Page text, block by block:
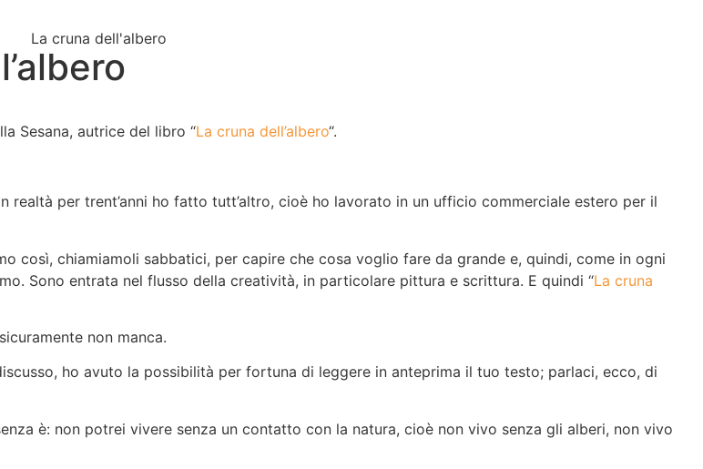
Sesana, autrice del libro “La cruna dell’albero“.
realtà per trent’anni ho fatto tutt’altro, cioè ho lavorato in un ufficio commerciale estero per il
così, chiamiamoli sabbatici, per capire che cosa voglio fare da grande e, quindi, come in ogni
Sono entrata nel flusso della creatività, in particolare pittura e scrittura. E quindi “La cruna
non manca.
ho avuto la possibilità per fortuna di leggere in anteprima il tuo testo; parlaci, ecco, di
è: non potrei vivere senza un contatto con la natura, cioè non vivo senza gli alberi, non vivo